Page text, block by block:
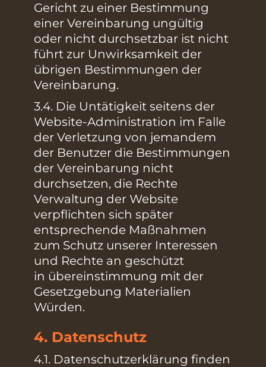
Gericht zu einer Bestimmung
einer Vereinbarung ungültig
oder nicht durchsetzbar ist nicht
führt zur Unwirksamkeit der
übrigen Bestimmungen der
Vereinbarung.
3.4. Die Untätigkeit seitens der
Website-Administration im Falle
der Verletzung von jemandem
der Benutzer die Bestimmungen
der Vereinbarung nicht
durchsetzen, die Rechte
Verwaltung der Website
verpflichten sich später
entsprechende Maßnahmen
zum Schutz unserer Interessen
und Rechte an geschützt
in übereinstimmung mit der
Gesetzgebung Materialien
Würden.
4. Datenschutz
4.1. Datenschutzerklärung finden